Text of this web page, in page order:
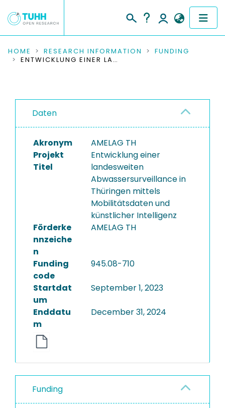
COMMUNITIES & COLLECTIONS
RESEARCH DATA
INSTITUTIONS
PROJECTS
HOME RESEARCH INFORMATION
FUNDING
ENTWICKLUNG EINER LANDESWEITEN ABWASSERSURVEILLANCE IN THÜRINGEN MITTELS MOBILITÄTSDATEN UND KÜNSTLICHER INTELLIGENZ
Daten
Akronym
AMELAG TH
Projekt
Titel
Entwicklung einer
landesweiten
Abwassersurveillance in
Thüringen mittels
Mobilitätsdaten und
künstlicher Intelligenz
Förderke
nnzeiche
n
AMELAG TH
Funding
code
945.08-710
Startdat
um
September 1, 2023
Enddatu
m
December 31, 2024
Funding